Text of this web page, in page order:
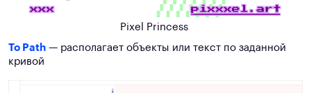
Pixel Princess
To Path — располагает объекты или текст по заданной
кривой